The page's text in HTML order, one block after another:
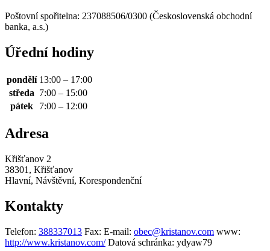
Poštovní spořitelna: 237088506/0300 (Československá obchodní
banka, a.s.)
Úřední hodiny
pondělí 13:00 – 17:00
středa 7:00 – 15:00
pátek
7:00 – 12:00
Adresa
Křišťanov 2
38301, Křišťanov
Hlavní, Návštěvní, Korespondenční
Kontakty
Telefon: 388337013 Fax: E-mail: obec@kristanov.com www:
http://www.kristanov.com/ Datová schránka: ydyaw79